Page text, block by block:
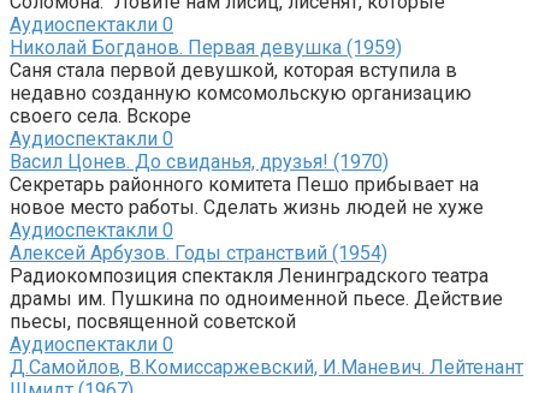
Аудиоспектакли 0
Николай Богданов. Первая девушка (1959)
Саня стала первой девушкой, которая вступила в
недавно созданную комсомольскую организацию
своего села. Вскоре
Аудиоспектакли 0
Васил Цонев. До свиданья, друзья! (1970)
Секретарь районного комитета Пешо прибывает на
новое место работы. Сделать жизнь людей не хуже
Аудиоспектакли 0
Алексей Арбузов. Годы странствий (1954)
Радиокомпозиция спектакля Ленинградского театра
драмы им. Пушкина по одноименной пьесе. Действие
пьесы, посвященной советской
Аудиоспектакли 0
Д.Самойлов, В.Комиссаржевский, И.Маневич. Лейтенант